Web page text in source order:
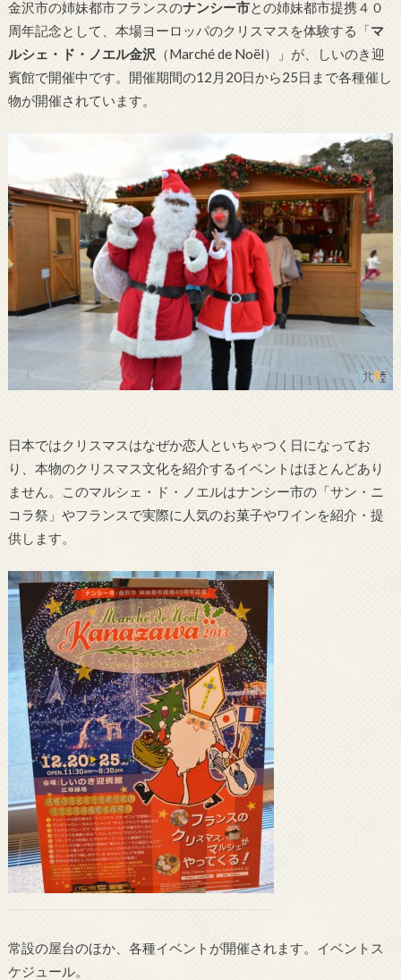
金沢市の姉妹都市フランスのナンシー市との姉妹都市提携４０
周年記念として、本場ヨーロッパのクリスマスを体験する「マ
ルシェ・ド・ノエル金沢 （Marché de Noël）」が、しいのき迎
賓館で開催中です。開催期間の12月20日から25日まで各種催し
物が開催されています。
日本ではクリスマスはなぜか恋人といちゃつく日になってお
り、本物のクリスマス文化を紹介するイベントはほとんどあり
ません。このマルシェ・ド・ノエルはナンシー市の「サン・ニ
コラ祭」やフランスで実際に人気のお菓子やワインを紹介・提
供します。
常設の屋台のほか、各種イベントが開催されます。イベントス
ケジュール。